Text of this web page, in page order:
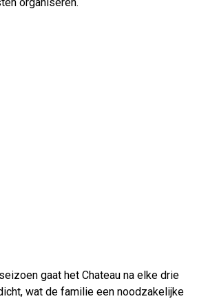
organiseren.
gaat het Chateau na elke drie
wat de familie een noodzakelijke